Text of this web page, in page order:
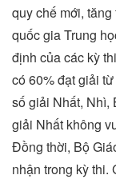
quy chế mới,
quốc gia Trung
định của các kỳ
có 60% đạt giải
số giải Nhất, Nhì,
giải Nhất không
Đồng thời, Bộ
nhận trong kỳ thi.